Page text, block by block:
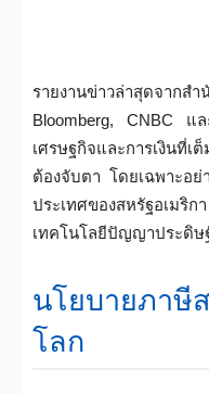
รายงานข่าวล่าสุดจากส
Bloomberg, CNBC แ
เศรษฐกิจและการเงินที่
ต้องจับตา โดยเฉพาะอย่
ประเทศของสหรัฐอ
เทคโนโลยีปัญญาประดิษ
นโยบายภาษี
โลก